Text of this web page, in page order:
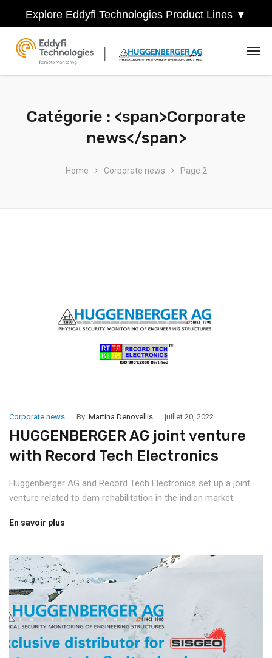
Explore Eddyfi Technologies Product Lines ▼
Catégorie : <span>Corporate
news</span>
Home Corporate news Page 2
Corporate news By: Martina Denovellis juillet 20, 2022
HUGGENBERGER AG joint venture
with Record Tech Electronics
Huggenberger AG and Record Tech Electronics set up a joint
venture related to dam rehabilitation in the indian market.
En savoir plus